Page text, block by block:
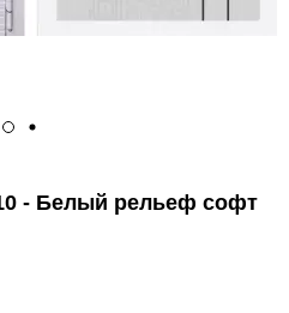
- Белый рельеф софт